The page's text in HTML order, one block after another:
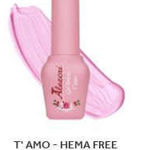
T' AMO - HEMA FREE